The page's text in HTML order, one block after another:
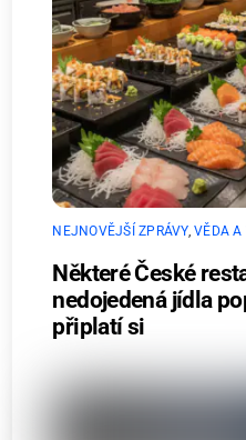
NEJNOVĚJŠÍ ZPRÁVY,VĚDA A
Některé České
nedojedená jídla
připlatí si